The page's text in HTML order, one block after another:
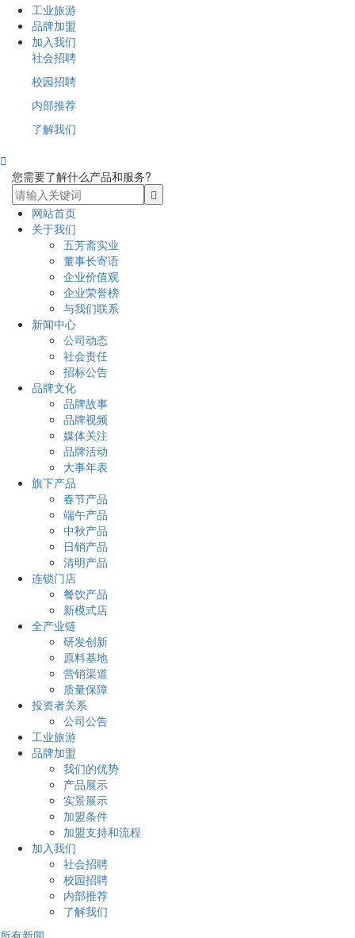
工业旅游
品牌加盟
加入我们
社会招聘
校园招聘
内部推荐
了解我们

您需要了解什么产品和服务?
网站首页
关于我们
五芳斋实业
董事长寄语
企业价值观
企业荣誉榜
与我们联系
新闻中心
公司动态
社会责任
招标公告
品牌文化
品牌故事
品牌视频
媒体关注
品牌活动
大事年表
旗下产品
春节产品
端午产品
中秋产品
日销产品
清明产品
连锁门店
餐饮产品
新模式店
全产业链
研发创新
原料基地
营销渠道
质量保障
投资者关系
公司公告
工业旅游
品牌加盟
我们的优势
产品展示
实景展示
加盟条件
加盟支持和流程
加入我们
社会招聘
校园招聘
内部推荐
了解我们
所有新闻